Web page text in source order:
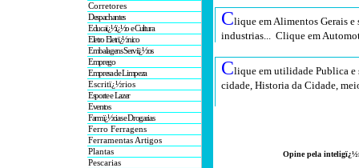
Corretores
Despachantes
Educaï¿½ï¿½o e Cultura
Eletro Eletrï¿½nico
Embalagens Serviï¿½os
Emprego
Empresa de Limpeza
Escritï¿½rios
Esporte e Lazer
Eventos
Farmï¿½cias e Drogarias
Ferro Ferragens
Ferramentas Artigos
Plantas
Pescarias
Clique em Alimentos Gerais e
industrias... Clique em
Clique em utilidade Publica
cidade, Historia da Cidade,
Opine pela